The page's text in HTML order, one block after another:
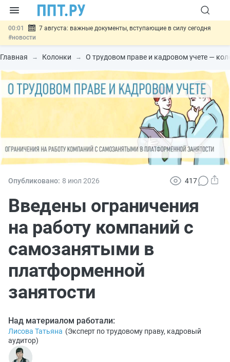
00:01
7 августа: важные документы, вступающие в силу сегодня
#новости
06.08 Минпромторг предложил запретить смешанные лоты
электроники в госзакупках#новости
недружественных стран
06.08 Возврат денег за риелторские услуги при недействительных
сделках: инициатива #новости
Обеспечительный платёж СПОТ могут заменить
Главная Колонки О трудовом праве и кадровом учете —
Опубликовано: 8 июл 2026 417
Введены ограничения
на работу компаний с
самозанятыми в
платформенной
занятости
Над материалом работали:
Лисова Татьяна (Эксперт по трудовому праву, кадровый
аудитор)